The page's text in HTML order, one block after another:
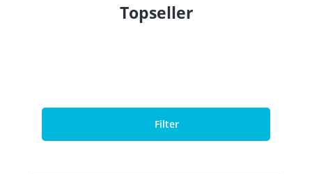
Topseller
Filter